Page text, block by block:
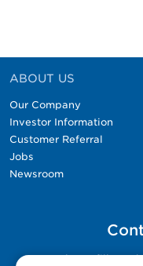
ABOUT US
Our Company
Investor Information
Customer Referral
Jobs
Newsroom
Please fill out